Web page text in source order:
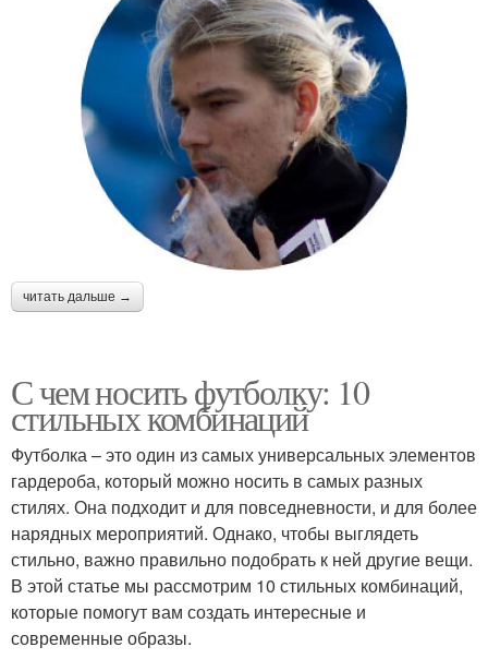
читать дальше →
С чем носить футболку: 10
стильных комбинаций
Футболка – это один из самых универсальных элементов
гардероба, который можно носить в самых разных
стилях. Она подходит и для повседневности, и для более
нарядных мероприятий. Однако, чтобы выглядеть
стильно, важно правильно подобрать к ней другие вещи.
В этой статье мы рассмотрим 10 стильных комбинаций,
которые помогут вам создать интересные и
современные образы.